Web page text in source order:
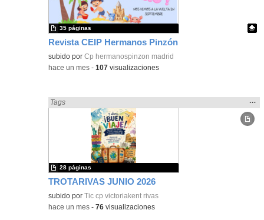
Revista CEIP Hermanos Pinzón
Contenido educativo.
subido porCp hermanospinzon madrid
35 páginas
-hace un mes -107 visualizaciones
TROTARIVAS JUNIO 2026
Encontrado «Periódicos y revistas» en:
Tags
la
…
subido porTic cp victoriakent rivas
28 páginas
-hace un mes -76 visualizaciones